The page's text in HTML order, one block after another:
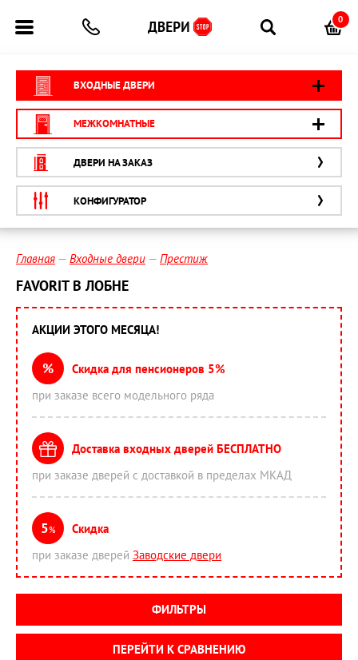
0
ВХОДНЫЕ ДВЕРИ
МЕЖКОМНАТНЫЕ
ДВЕРИ НА ЗАКАЗ
КОНФИГУРАТОР
Главная Входные двери Престиж
FAVORIT В ЛОБНЕ
АКЦИИ ЭТОГО МЕСЯЦА!
%
Скидка для пенсионеров 5%
при заказе всего модельного ряда
Доставка входных дверей БЕСПЛАТНО
при заказе дверей с доставкой в пределах МКАД
5%
Скидка
при заказе дверей Заводские двери
ФИЛЬТРЫ
ПЕРЕЙТИ К СРАВНЕНИЮ